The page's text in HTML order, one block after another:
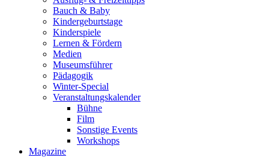
Bauch & Baby
Kindergeburtstage
Kinderspiele
Lernen & Fördern
Medien
Museumsführer
Pädagogik
Winter-Special
Veranstaltungskalender
Bühne
Film
Sonstige Events
Workshops
Magazine